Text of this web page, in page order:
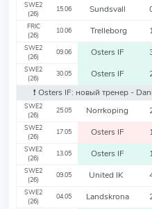
SWE2
(26)
15.06 Sundsvall
FRIC
(26)
10.06 Trelleborg
SWE2
(26)
09.06 Osters IF
SWE2
(26)
30.05 Osters IF
❗️ Osters IF: новый тренер -
SWE2
(26)
25.05 Norrkoping
SWE2
(26)
17.05 Osters IF
SWE2
(26)
13.05 Osters IF
SWE2
(26)
09.05 United IK
SWE2
(26)
04.05 Landskrona